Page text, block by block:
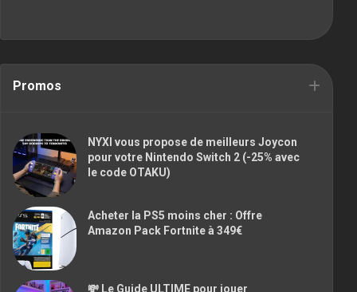
Promos
NYXI vous propose de meilleurs Joycon
pour votre Nintendo Switch 2 (-25% avec
le code OTAKU)
Acheter la PS5 moins cher : Offre
Amazon Pack Fortnite à 349€
💸 Le Guide ULTIME pour jouer